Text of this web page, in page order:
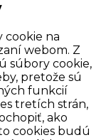
cookie na
webom. Z
súbory cookie,
pretože sú
funkcií
tretích strán,
ako
cookies budú